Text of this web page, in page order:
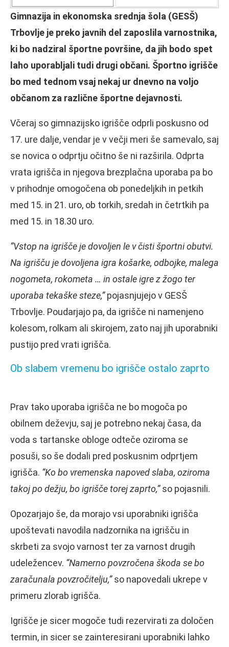
Gimnazija in ekonomska srednja šola (GESŠ)
Trbovlje je preko javnih del zaposlila varnostnika,
ki bo nadziral športne površine, da jih bodo spet
laho uporabljali tudi drugi občani. Športno igrišče
bo med tednom vsaj nekaj ur dnevno na voljo
občanom za različne športne dejavnosti.
Včeraj so gimnazijsko igrišče odprli poskusno od
17. ure dalje, vendar je v večji meri še samevalo, saj
se novica o odprtju očitno še ni razširila. Odprta
vrata igrišča in njegova brezplačna uporaba pa bo
v prihodnje omogočena ob ponedeljkih in petkih
med 15. in 21. uro, ob torkih, sredah in četrtkih pa
med 15. in 18.30 uro.
“Vstop na igrišče je dovoljen le v čisti športni obutvi.
Na igrišču je dovoljena igra košarke, odbojke, malega
nogometa, rokometa … in ostale igre z žogo ter
uporaba tekaške steze,”pojasnjujejo v GESŠ
Trbovlje. Poudarjajo pa, da igrišče ni namenjeno
kolesom, rolkam ali skirojem, zato naj jih uporabniki
pustijo pred vrati igrišča.
Ob slabem vremenu bo igrišče ostalo zaprto
Prav tako uporaba igrišča ne bo mogoča po
obilnem deževju, saj je potrebno nekaj časa, da
voda s tartanske obloge odteče oziroma se
posuši, so še dodali pred poskusnim odprtjem
igrišča. “Ko bo vremenska napoved slaba, oziroma
takoj po dežju, bo igrišče torej zaprto,”so pojasnili.
Opozarjajo še, da morajo vsi uporabniki igrišča
upoštevati navodila nadzornika na igrišču in
skrbeti za svojo varnost ter za varnost drugih
udeležencev. “Namerno povzročena škoda se bo
zaračunala povzročitelju,”so napovedali ukrepe v
primeru zlorab igrišča.
Igrišče je sicer mogoče tudi rezervirati za določen
termin, in sicer se zainteresirani uporabniki lahko